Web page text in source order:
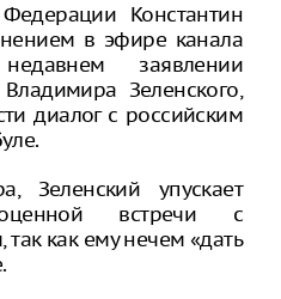
Константин
в эфире канала
заявлении
Зеленского,
диалог с российским
Зеленский упускает
встречи с
как ему нечем «дать